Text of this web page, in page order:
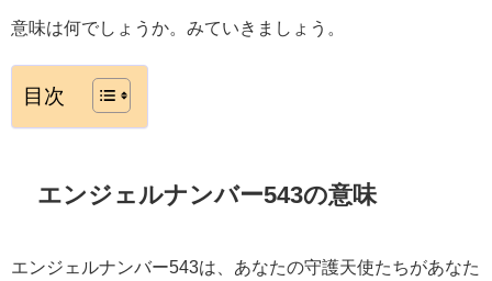
意味は何でしょうか。みていきましょう。
目次
エンジェルナンバー543の意味
エンジェルナンバー543は、あなたの守護天使たちがあなた